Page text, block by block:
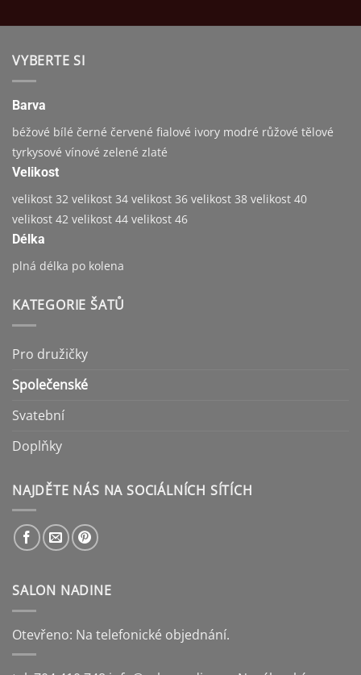
VYBERTE SI
Barva
béžové bílé černé červené fialové ivory modré růžové tělové
tyrkysové vínové zelené zlaté
Velikost
velikost 32 velikost 34 velikost 36 velikost 38 velikost 40
velikost 42 velikost 44 velikost 46
Délka
plná délka po kolena
KATEGORIE ŠATŮ
Pro družičky
Společenské
Svatební
Doplňky
NAJDĚTE NÁS NA SOCIÁLNÍCH SÍTÍCH
SALON NADINE
Otevřeno: Na telefonické objednání.